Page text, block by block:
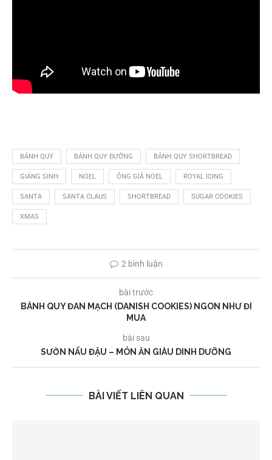
BÁNH QUY BÁNH QUY ĐƯỜNG BÁNH QUY SHORTBREAD
GIÁNG SINH NOEL ÔNG GIÀ NOEL ROYAL ICING
SANTA SANTA CLAUS SHORTBREAD SUGAR COOKIES
XMAS
2 bình luận
bài trước
BÁNH QUY ĐAN MẠCH (DANISH COOKIES) NGON NHƯ ĐI
MUA
bài sau
SƯỜN NẤU ĐẬU – MÓN ĂN GIÀU DINH DƯỠNG
BÀI VIẾT LIÊN QUAN